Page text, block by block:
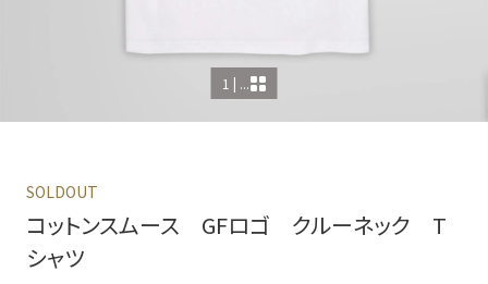
1 | ...
SOLDOUT
コットンスムース GFロゴ クルーネック T
シャツ